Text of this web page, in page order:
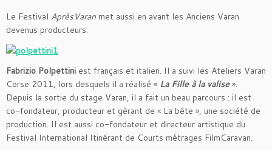
Le Festival AprèsVaran met aussi en avant les Anciens Varan
devenus producteurs.
Fabrizio Polpettini est français et italien. Il a suivi les Ateliers Varan
Corse 2011, lors desquels il a réalisé « La Fille à la valise».
Depuis la sortie du stage Varan, il a fait un beau parcours : il est
co-fondateur, producteur et gérant de « La bête », une société de
production. Il est aussi co-fondateur et directeur artistique du
Festival International Itinérant de Courts métrages FilmCaravan.